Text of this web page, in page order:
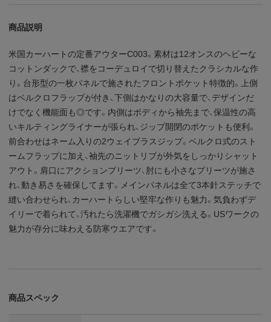
商品説明
米国カーハートの定番アウターC003。素材は12オンスのヘビーな
コットンダックで、襟をコーデュロイで切り替えたクラシカルな作
り。台形型の一枚パネルで施されたフロントポケット特徴的。上側
はベルクロフラップが付き、下側はかなりの大容量で、デザインだ
けでなく機能面も◎です。内側はボディから袖先まで、保温性の高
いキルティングライナーが張られ、ジップ開閉のポケットも便利。
前合わせはネーム入りの2ウェイブラスジップ。ベルクロ式のスト
ームフラップに加え、袖先のニットリブが外気をしっかりシャット
アウト。肩口にアクションプリーツ、肘にも小さなプリーツが施さ
れ、動き易さを確保してます。メインパネルは全て3本針ステッチで
縫い合わせられ、カーハートらしい堅牢な作りも魅力。気負わずデ
イリーで着られて、汚れたら洗濯機でガシガシ洗える。USワークの
魅力が存分に味わえる防寒ウエアです。
商品スペック